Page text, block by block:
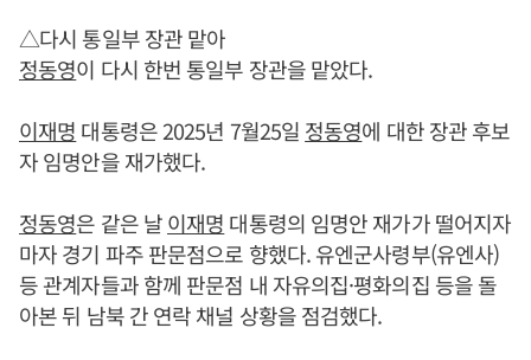
△다시 통일부 장관 맡아
정동영이 다시 한번 통일부 장관을 맡았다.
이재명 대통령은 2025년 7월25일 정동영에 대한 장관 후보
자 임명안을 재가했다.
정동영은 같은 날이재명 대통령의 임명안 재가가 떨어지자
마자 경기 파주 판문점으로 향했다. 유엔군사령부(유엔사)
등 관계자들과 함께 판문점 내 자유의집·평화의집 등을 돌
아본 뒤 남북 간 연락 채널 상황을 점검했다.